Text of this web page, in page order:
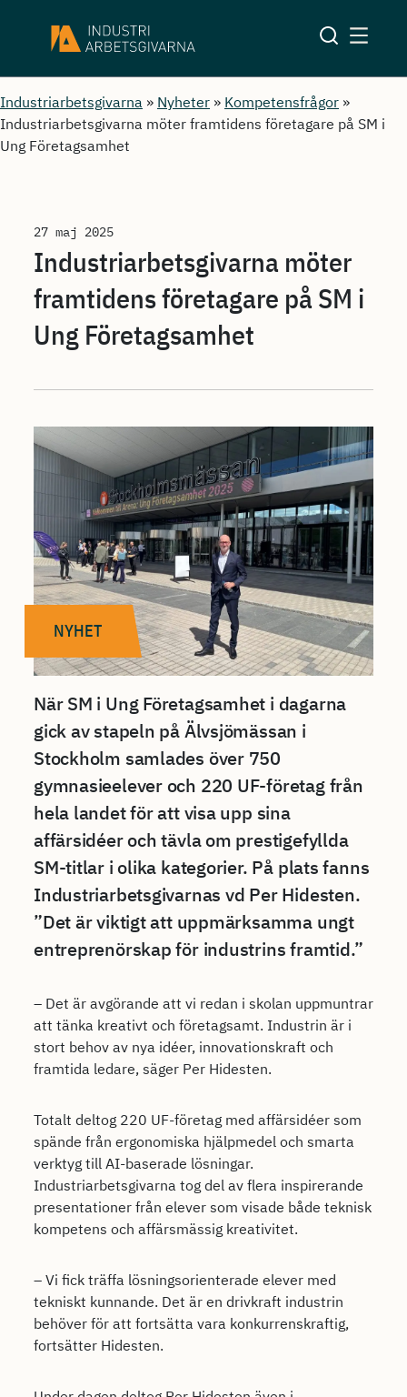
Industriarbetsgivarna » Nyheter » Kompetensfrågor »
Industriarbetsgivarna möter framtidens företagare på SM i
Ung Företagsamhet
27 maj 2025
Industriarbetsgivarna möter
framtidens företagare på SM i
Ung Företagsamhet
NYHET
När SM i Ung Företagsamhet i dagarna
gick av stapeln på Älvsjömässan i
Stockholm samlades över 750
gymnasieelever och 220 UF-företag från
hela landet för att visa upp sina
affärsidéer och tävla om prestigefyllda
SM-titlar i olika kategorier. På plats fanns
Industriarbetsgivarnas vd Per Hidesten.
”Det är viktigt att uppmärksamma ungt
entreprenörskap för industrins framtid.”
– Det är avgörande att vi redan i skolan uppmuntrar
att tänka kreativt och företagsamt. Industrin är i
stort behov av nya idéer, innovationskraft och
framtida ledare, säger Per Hidesten.
Totalt deltog 220 UF-företag med affärsidéer som
spände från ergonomiska hjälpmedel och smarta
verktyg till AI-baserade lösningar.
Industriarbetsgivarna tog del av flera inspirerande
presentationer från elever som visade både teknisk
kompetens och affärsmässig kreativitet.
– Vi fick träffa lösningsorienterade elever med
tekniskt kunnande. Det är en drivkraft industrin
behöver för att fortsätta vara konkurrenskraftig,
fortsätter Hidesten.